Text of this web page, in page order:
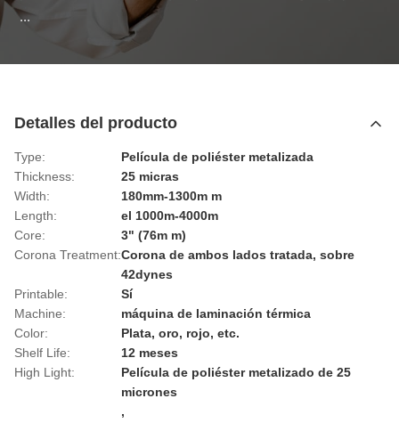
...
Detalles del producto
Type:
Película de poliéster metalizada
Thickness:
25 micras
Width:
180mm-1300m m
Length:
el 1000m-4000m
Core:
3" (76m m)
Corona Treatment:Corona de ambos lados tratada, sobre
42dynes
Printable:
Sí
Machine:
máquina de laminación térmica
Color:
Plata, oro, rojo, etc.
Shelf Life:
12 meses
High Light:
Película de poliéster metalizado de 25
micrones
,